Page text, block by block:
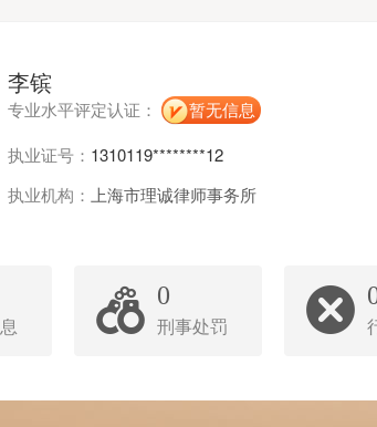
李镔
专业水平评定认证：
暂无信息
执业证号： 1310119********12
执业机构： 上海市理诚律师事务所
0
刑事处罚